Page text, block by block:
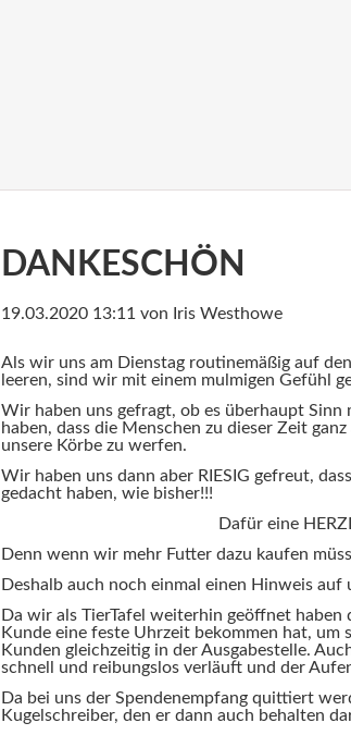
DANKESCHÖN
19.03.2020 13:11 von Iris Westhowe
Als wir uns am Dienstag routinemäßig auf
leeren, sind wir mit einem mulmigen Gefühl
Wir haben uns gefragt, ob es überhaupt
haben, dass die Menschen zu dieser Zeit
unsere Körbe zu werfen.
Wir haben uns dann aber RIESIG gefreut,
gedacht haben, wie bisher!!!
Dafür eine
Denn wenn wir mehr Futter dazu kaufen
Deshalb auch noch einmal einen Hinweis auf
Da wir als TierTafel weiterhin geöffnet
Kunde eine feste Uhrzeit bekommen hat, um
Kunden gleichzeitig in der Ausgabestelle.
schnell und reibungslos verläuft und der
Da bei uns der Spendenempfang quittiert
Kugelschreiber, den er dann auch behalten